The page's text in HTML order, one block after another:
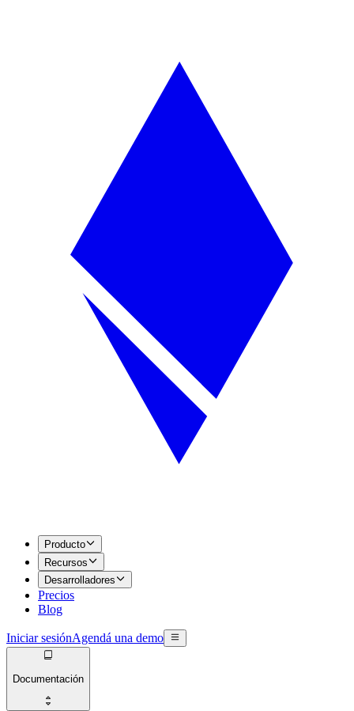
Producto
Recursos
Desarrolladores
Precios
Blog
Iniciar sesiónAgendá una demo
Documentación